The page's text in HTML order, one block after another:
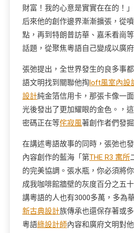
財富！我的心意是實實在在的！
后來他的創作邊界漸漸擴張，從
點，再到特朗普訪華、嘉禾看崗
話題，從聚焦粵語自己變成以廣
張弛提出，全世界發生的良多事
語文明找到關聯他掏loft風室內設
設計純金箔信用卡，那張卡像一
光後發出了更加耀眼的金色。，
密碼正在等侘寂風著創作者們發掘
在講述粵語故事的同時，張弛也
內容創作的藍海「第THE R3 寓所
的完美協調。張水瓶，你必須將
成我咖啡館牆壁的灰度百分之五
講粵語的人也有3000多萬，多為
新古典設計族傳承也還保存著或
粵語綠設計師內容和廣府文明對